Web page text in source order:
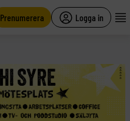
Prenumerera Logga in